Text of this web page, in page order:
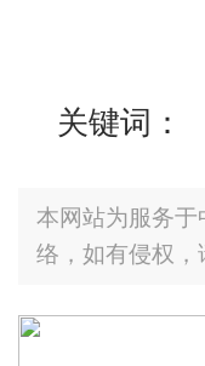
关键词：
本网站为服务
络，如有侵权